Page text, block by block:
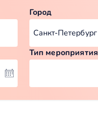
Город
Тип мероприятия